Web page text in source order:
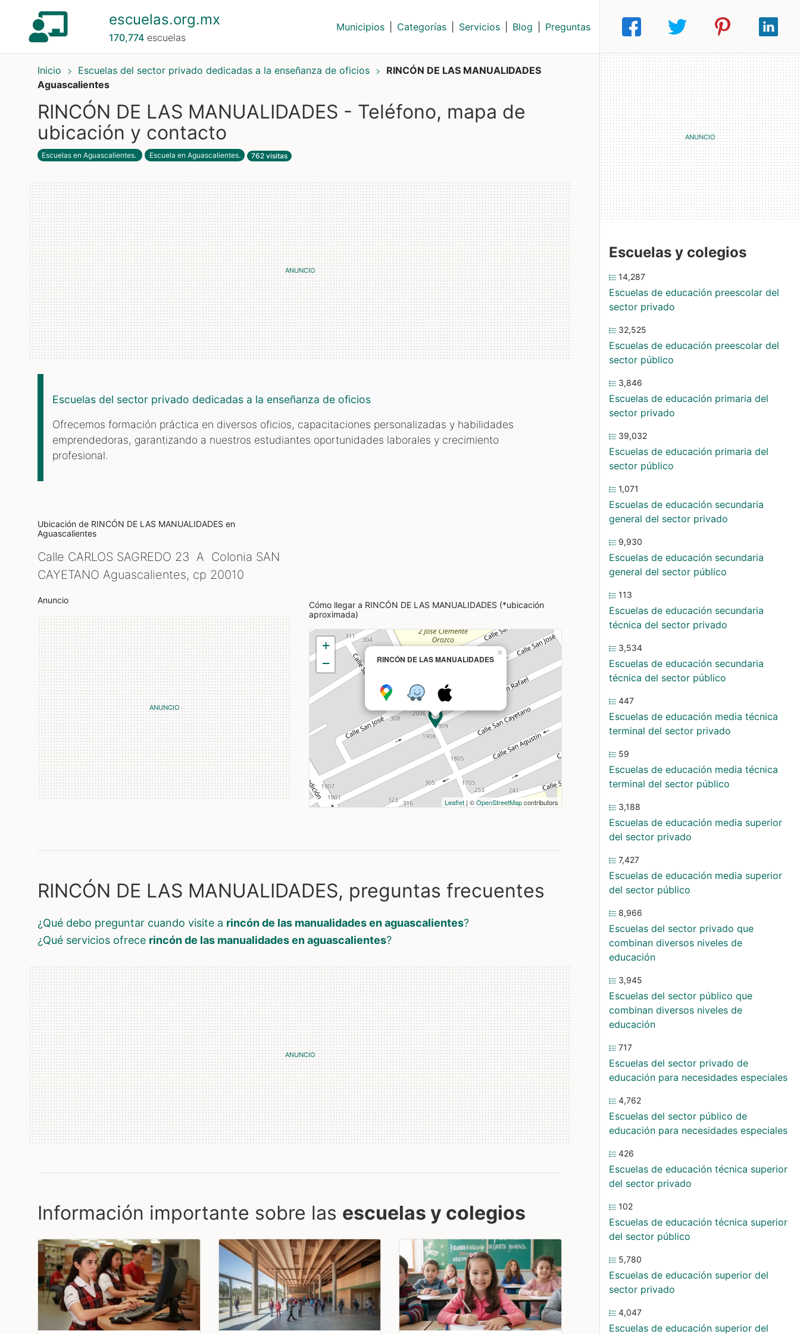
escuelas.org.mx
170,774escuelas
Municipios Categorías Servicios Blog Preguntas
Inicio Escuelas del sector privado dedicadas a la enseñanza de oficios
RINCÓN DE LAS MANUALIDADES
Aguascalientes
RINCÓN DE LAS MANUALIDADES - Teléfono, mapa de
ubicación y contacto
Escuelas en Aguascalientes. Escuela en Aguascalientes. 762 visitas
Escuelas del sector privado dedicadas a la enseñanza de oficios
Ofrecemos formación práctica en diversos oficios, capacitaciones personalizadas y habilidades
emprendedoras, garantizando a nuestros estudiantes oportunidades laborales y crecimiento
profesional.
Ubicación de RINCÓN DE LAS MANUALIDADES en
Aguascalientes
Calle CARLOS SAGREDO 23 A Colonia SAN
CAYETANO Aguascalientes, cp 20010
Anuncio
Cómo llegar a RINCÓN DE LAS MANUALIDADES (*ubicación
aproximada)
RINCÓN DE LAS MANUALIDADES
×
+
−
Leaflet | ©OpenStreetMapcontributors
RINCÓN DE LAS MANUALIDADES, preguntas frecuentes
¿qué debo preguntar cuando visite a rincón de las manualidades en aguascalientes?
¿qué servicios ofrece rincón de las manualidades en aguascalientes?
Información importante sobre las escuelas y colegios
Escuelas y colegios
14,287
Escuelas de educación preescolar del
sector privado
32,525
Escuelas de educación preescolar del
sector público
3,846
Escuelas de educación primaria del
sector privado
39,032
Escuelas de educación primaria del
sector público
1,071
Escuelas de educación secundaria
general del sector privado
9,930
Escuelas de educación secundaria
general del sector público
113
Escuelas de educación secundaria
técnica del sector privado
3,534
Escuelas de educación secundaria
técnica del sector público
447
Escuelas de educación media técnica
terminal del sector privado
59
Escuelas de educación media técnica
terminal del sector público
3,188
Escuelas de educación media superior
del sector privado
7,427
Escuelas de educación media superior
del sector público
8,966
Escuelas del sector privado que
combinan diversos niveles de
educación
3,945
Escuelas del sector público que
combinan diversos niveles de
educación
717
Escuelas del sector privado de
educación para necesidades especiales
4,762
Escuelas del sector público de
educación para necesidades especiales
426
Escuelas de educación técnica superior
del sector privado
102
Escuelas de educación técnica superior
del sector público
5,780
Escuelas de educación superior del
sector privado
4,047
Escuelas de educación superior del